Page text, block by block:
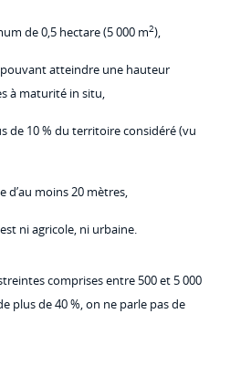
de 0,5 hectare (5 000 m2),
pouvant atteindre une hauteur
à maturité in situ,
de 10 % du territoire considéré (vu
d’au moins 20 mètres,
ni agricole, ni urbaine.
comprises entre 500 et 5 000
plus de 40 %, on ne parle pas de